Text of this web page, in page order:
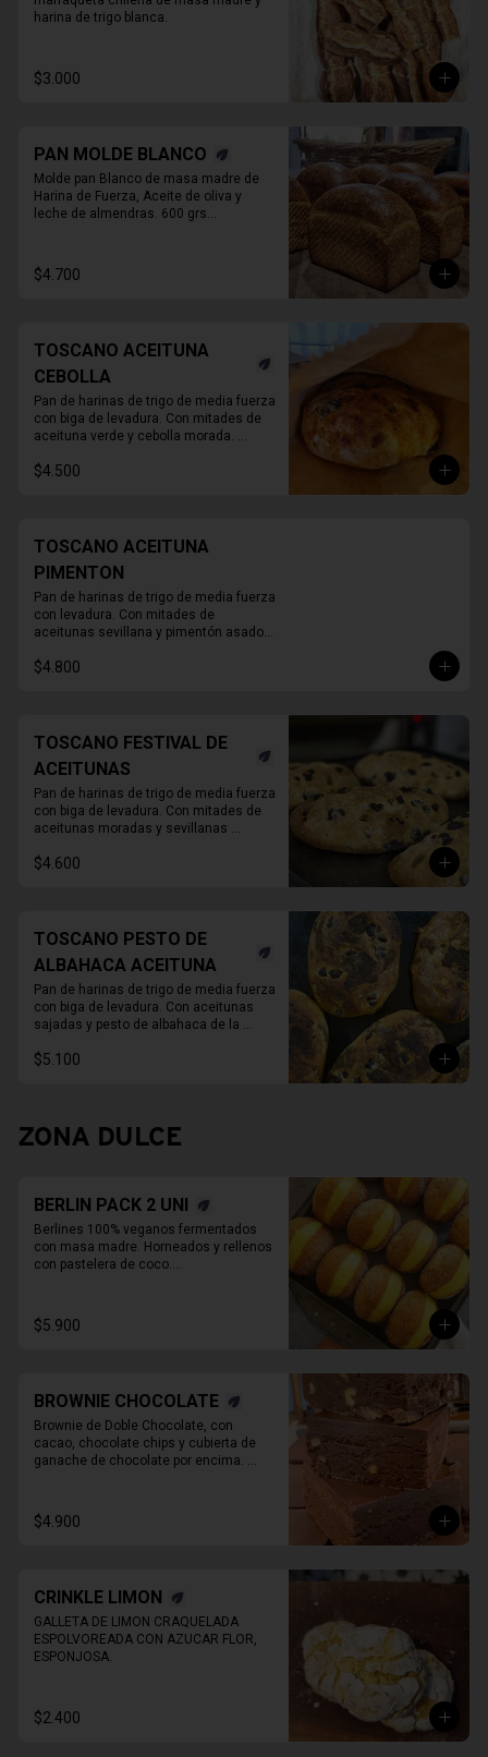
harina de trigo blanca.
$3.000
PAN MOLDE BLANCO
Molde pan Blanco de masa madre de
Harina de Fuerza, Aceite de oliva y
leche de almendras. 600 grs
$4.700
TOSCANO ACEITUNA
CEBOLLA
Pan de harinas de trigo de media fuerza
con biga de levadura. Con mitades de
aceituna verde y cebolla morada.
$4.500
TOSCANO ACEITUNA
PIMENTON
Pan de harinas de trigo de media fuerza
con levadura. Con mitades de
aceitunas sevillana y pimentón asado.
$4.800
TOSCANO FESTIVAL DE
ACEITUNAS
Pan de harinas de trigo de media fuerza
con biga de levadura. Con mitades de
aceitunas moradas y sevillanas
$4.600
TOSCANO PESTO DE
ALBAHACA ACEITUNA
Pan de harinas de trigo de media fuerza
con biga de levadura. Con aceitunas
sajadas y pesto de albahaca de la
almendras, ajo y aceite de oliva.
$5.100
ZONA DULCE
BERLIN PACK 2 UNI
Berlines 100% veganos fermentados
con masa madre. Horneados y rellenos
con pastelera de coco.
*Fotos pueden ser referenciales
$5.900
BROWNIE CHOCOLATE
Brownie de Doble Chocolate, con
cacao, chocolate chips y cubierta de
ganache de chocolate por encima.
$4.900
CRINKLE LIMON
GALLETA DE LIMON CRAQUELADA
ESPOLVOREADA CON AZUCAR FLOR,
ESPONJOSA.
$2.400